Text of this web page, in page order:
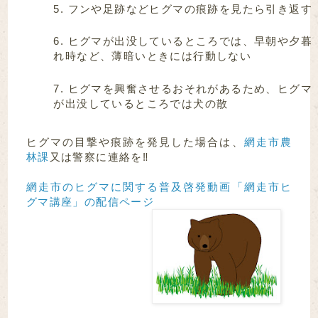
フンや足跡などヒグマの痕跡を見たら引き返す
ヒグマが出没しているところでは、早朝や夕暮
れ時など、薄暗いときには行動しない
ヒグマを興奮させるおそれがあるため、ヒグマ
が出没しているところでは犬の散
ヒグマの目撃や痕跡を発見した場合は、 網走市農
林課 又は警察に連絡を‼
網走市のヒグマに関する普及啓発動画「網走市ヒ
グマ講座」の配信ページ